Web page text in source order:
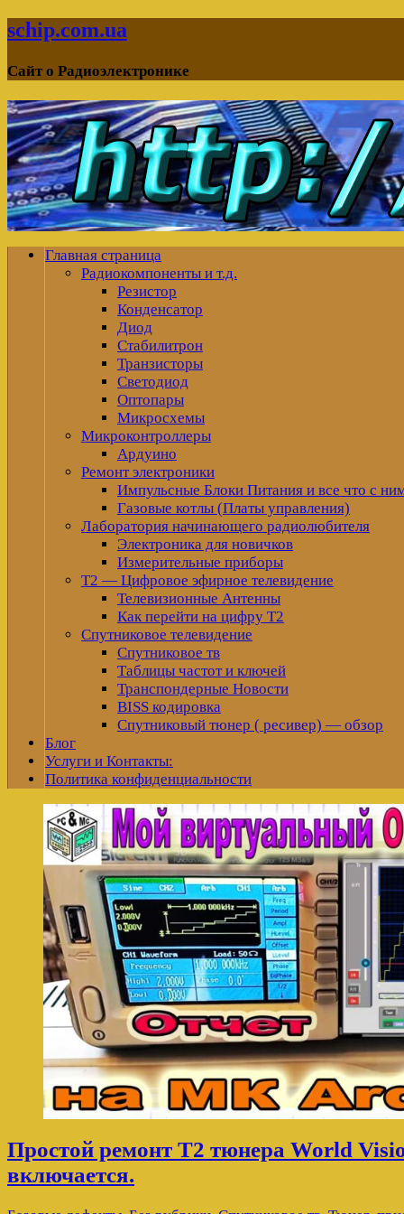
schip.com.ua
Сайт о Радиоэлектронике
Главная страница
Радиокомпоненты и т.д.
Резистор
Конденсатор
Диод
Стабилитрон
Транзисторы
Светодиод
Оптопары
Микросхемы
Микроконтроллеры
Ардуино
Ремонт электроники
Импульсные Блоки Питания и все что с
Газовые котлы (Платы управления)
Лаборатория начинающего радиолюбителя
Электроника для новичков
Измерительные приборы
Т2 — Цифровое эфирное телевидение
Телевизионные Антенны
Как перейти на цифру Т2
Спутниковое телевидение
Спутниковое тв
Таблицы частот и ключей
Транспондерные Новости
BISS кодировка
Спутниковый тюнер ( ресивер) — обзор
Блог
Услуги и Контакты:
Политика конфиденциальности
Простой ремонт Т2 тюнера World
включается.